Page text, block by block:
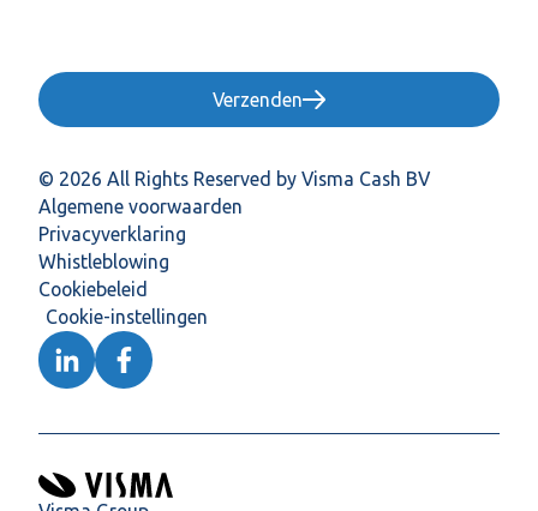
Verzenden
© 2026 All Rights Reserved by Visma Cash BV
Algemene voorwaarden
Privacyverklaring
Whistleblowing
Cookiebeleid
Cookie-instellingen